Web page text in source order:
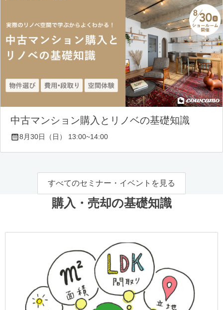
中古マンション購入とリノベの基礎知識
8月30日（日） 13:00~14:00
すべてのセミナー・イベントを見る
購入・売却の基礎知識